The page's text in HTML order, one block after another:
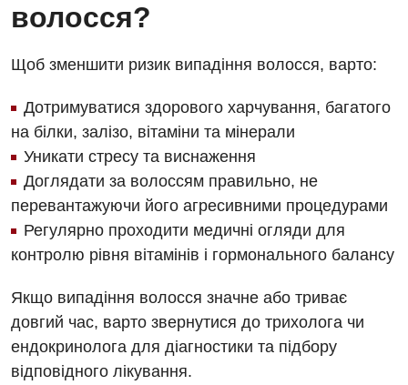
Фізіотерапія
Дитяча алергологія
Дитяча гастроентерологія
Дитяча гінекологія
Дитяча дерматовенерологія
Дитяча кардіоревматологія
Дитяча неврологія
волосся?
Щоб зменшити ризик випадіння волосся, варто:
Дотримуватися здорового харчування, багатого
на білки, залізо, вітаміни та мінерали
Уникати стресу та виснаження
Доглядати за волоссям правильно, не
перевантажуючи його агресивними процедурами
Регулярно проходити медичні огляди для
контролю рівня вітамінів і гормонального балансу
Якщо випадіння волосся значне або триває
довгий час, варто звернутися до трихолога чи
ендокринолога для діагностики та підбору
відповідного лікування.